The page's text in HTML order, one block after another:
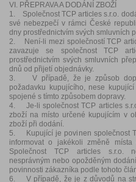
VI. PŘEPRAVA A DODÁNÍ ZBOŽÍ
1. Společnost TCP articles s.r.o.
své nebezpečí v rámci České
dny prostřednictvím svých smluvních
2. Není-li mezi společností TCP
zavazuje se společnost TCP
prostřednictvím svých smluvních
dnů od přijetí objednávky.
3. V případě, že je způsob
požadavku kupujícího, nese
spojené s tímto způsobem dopravy.
4. Je-li společnost TCP articles
zboží na místo určené kupujícím v
zboží při dodání.
5. Kupující je povinen společnost
informovat o jakékoli změně
Společnost TCP articles s.r.o.
nesprávným nebo opožděným
povinnosti zákazníka podle tohoto
6. V případě, že je z důvodů na